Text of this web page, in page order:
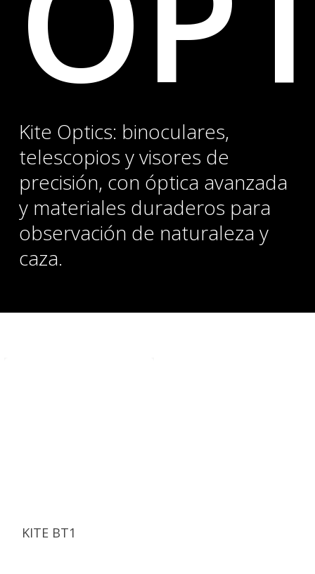
Kite Optics: binoculares,
telescopios y visores de
precisión, con óptica avanzada
y materiales duraderos para
observación de naturaleza y
caza.
KITE BT1